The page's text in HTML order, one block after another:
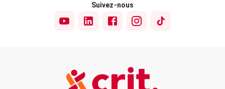
Suivez-nous